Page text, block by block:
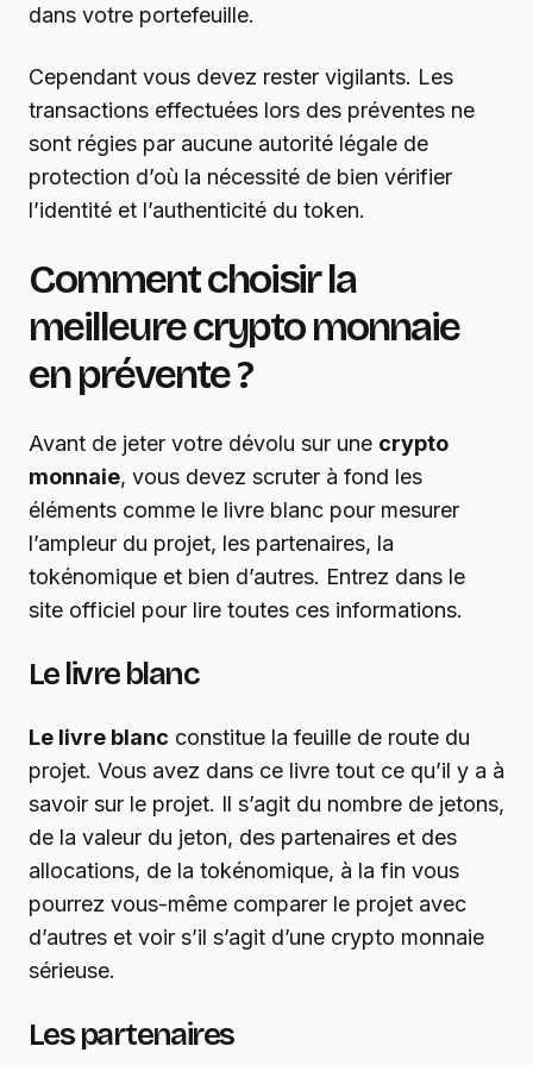
dans votre portefeuille.
Cependant vous devez rester vigilants. Les
transactions effectuées lors des préventes ne
sont régies par aucune autorité légale de
protection d’où la nécessité de bien vérifier
l’identité et l’authenticité du token.
Comment choisir la
meilleure crypto monnaie
en prévente ?
Avant de jeter votre dévolu sur une crypto
monnaie, vous devez scruter à fond les
éléments comme le livre blanc pour mesurer
l’ampleur du projet, les partenaires, la
tokénomique et bien d’autres. Entrez dans le
site officiel pour lire toutes ces informations.
Le livre blanc
Le livre blanc constitue la feuille de route du
projet. Vous avez dans ce livre tout ce qu’il y a à
savoir sur le projet. Il s’agit du nombre de jetons,
de la valeur du jeton, des partenaires et des
allocations, de la tokénomique, à la fin vous
pourrez vous-même comparer le projet avec
d’autres et voir s’il s’agit d’une crypto monnaie
sérieuse.
Les partenaires